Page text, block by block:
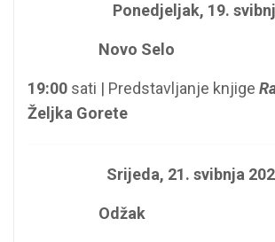
Ponedjeljak, 19.
Novo Selo
19:00 sati | Predstavljanje knjige
Željka Gorete
Srijeda, 21. svibnja
Odžak